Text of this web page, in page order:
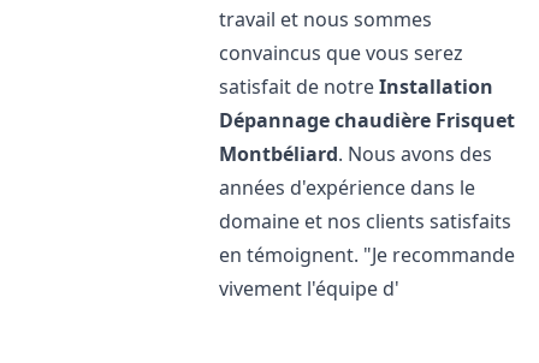
travail et nous sommes
convaincus que vous serez
satisfait de notreInstallation
Dépannage chaudière Frisquet
Montbéliard. Nous avons des
années d'expérience dans le
domaine et nos clients satisfaits
en témoignent. "Je recommande
vivement l'équipe d'